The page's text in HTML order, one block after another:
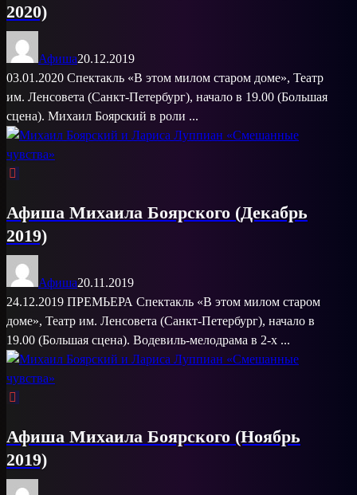
2020)
Афиша20.12.2019
03.01.2020 Спектакль «В этом милом старом доме», Театр
им. Ленсовета (Санкт-Петербург), начало в 19.00 (Большая
сцена). Михаил Боярский в роли ...
Афиша Михаила Боярского (Декабрь
2019)
Афиша20.11.2019
24.12.2019 ПРЕМЬЕРА Спектакль «В этом милом старом
доме», Театр им. Ленсовета (Санкт-Петербург), начало в
19.00 (Большая сцена). Водевиль-мелодрама в 2-х ...
Афиша Михаила Боярского (Ноябрь
2019)